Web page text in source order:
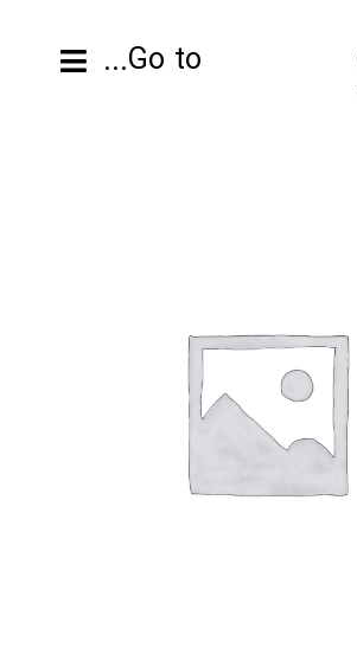
Go to...